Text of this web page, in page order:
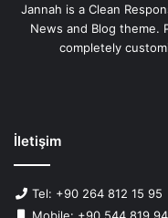
Jannah is a Clean
News and Blog theme.
completely
İletişim
Tel: +90 264 812 15 95